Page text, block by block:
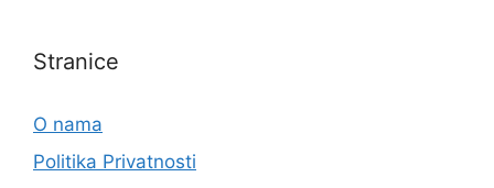
Stranice
O nama
Politika Privatnosti